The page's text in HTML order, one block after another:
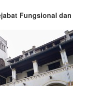
Fungsional dan